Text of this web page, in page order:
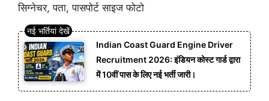
सिग्नेचर, पता, पासपोर्ट साइज फोटो
Indian Coast Guard Engine Driver
Recruitment 2026: इंडियन कोस्ट गार्ड द्वारा
में 10वीं पास के लिए नई भर्ती जारी।